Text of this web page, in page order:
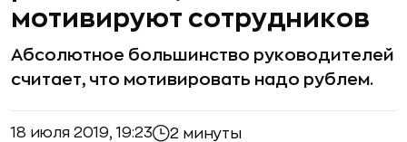
мотивируют сотрудников
Абсолютное большинство руководителей
считает, что мотивировать надо рублем.
18 июля 2019, 19:23 2 минуты